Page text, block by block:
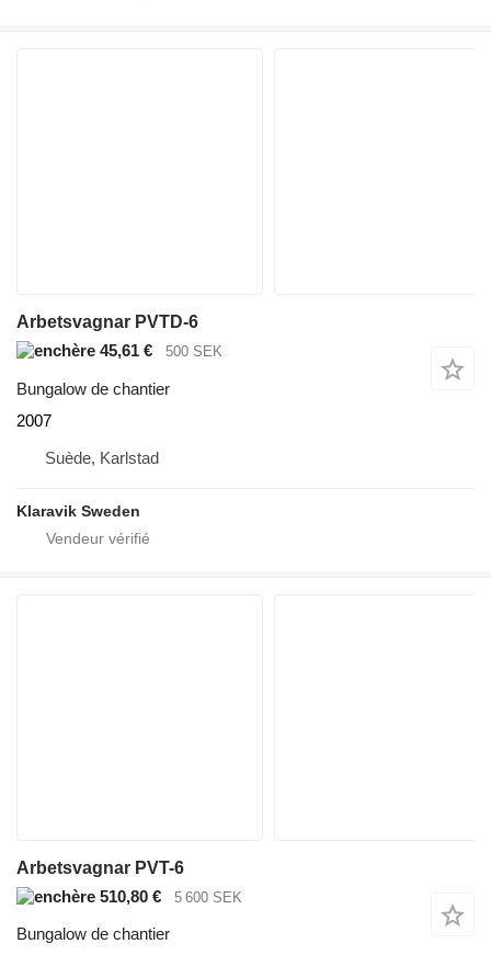
Arbetsvagnar PVTD-6
45,61 €
500 SEK
Bungalow de chantier
2007
Suède, Karlstad
Klaravik Sweden
Arbetsvagnar PVT-6
510,80 €
5 600 SEK
Bungalow de chantier